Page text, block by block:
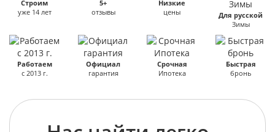
Строим
уже 14 лет
5+
отзывы
Низкие
цены
Для русской
Зимы
Работаем
с 2013 г.
Официал
гарантия
Срочная
Ипотека
Быстрая
бронь